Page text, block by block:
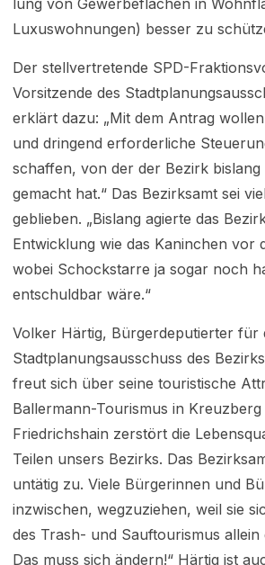
lung von Gewerbeflächen in
Luxuswohnungen) besser zu
Der stellvertretende SPD-
Vorsitzende des
erklärt dazu: „Mit dem Antrag
und dringend erforderliche
schaffen, von der der Bezirk
gemacht hat.“ Das Bezirksamt sei
geblieben. „Bislang agierte das
Entwicklung wie das Kaninchen vor
wobei Schockstarre ja sogar noch
entschuldbar wäre.“
Volker Härtig, Bürgerdeputierter für
Stadtplanungsausschuss des
freut sich über seine touristische
Ballermann-Tourismus in Kreuz­berg
Friedrichshain zerstört die
Teilen unsers Bezirks. Das
untätig zu. Viele Bürgerinnen und
inzwischen, wegzuzie­hen, weil sie
des Trash- und Sauftourismus allein
Das muss sich ändern!“ Härtig ist